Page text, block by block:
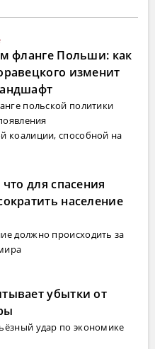
фланге Польши: как
изменит
польской политики
коалиции, способной на
для спасения
население
должно происходить за
убытки от
удар по экономике